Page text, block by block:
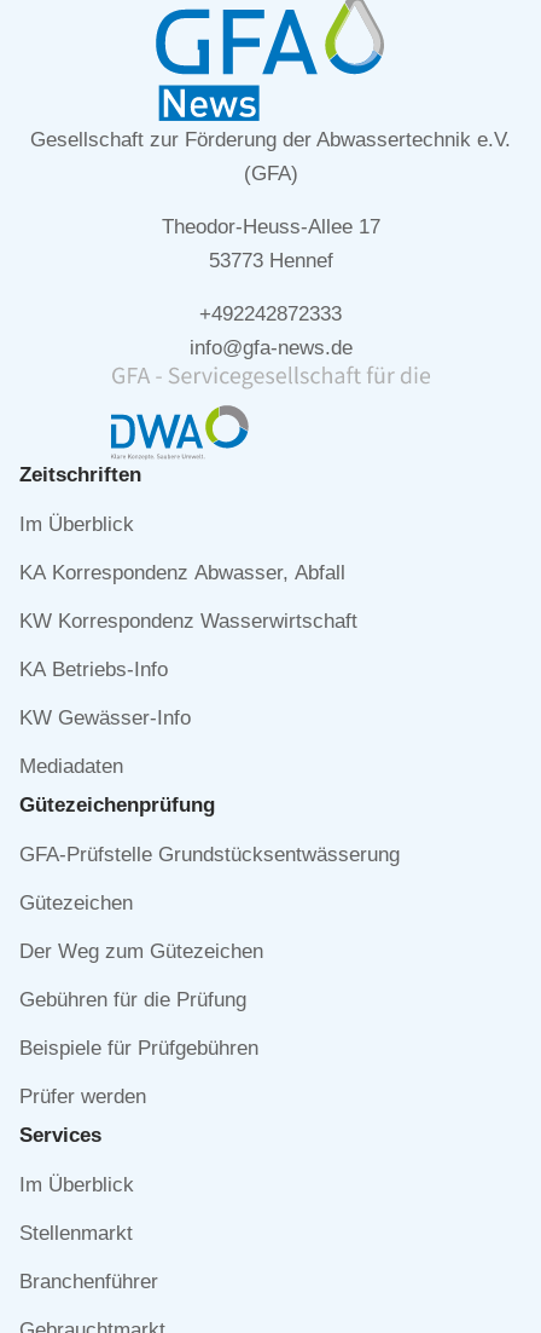
Gesellschaft zur Förderung der Abwassertechnik e.V.
(GFA)
Theodor-Heuss-Allee 17
53773 Hennef
+492242872333
info@gfa-news.de
Zeitschriften
Navigation
Im Überblick
KA Korrespondenz Abwasser, Abfall
KW Korrespondenz Wasserwirtschaft
KA Betriebs-Info
KW Gewässer-Info
Mediadaten
Gütezeichen­prüfung
Navigation
GFA-Prüfstelle Grundstücksentwässerung
Gütezeichen
Der Weg zum Gütezeichen
Gebühren für die Prüfung
Beispiele für Prüfgebühren
Prüfer werden
Services
Navigation
Im Überblick
Stellenmarkt
Branchenführer